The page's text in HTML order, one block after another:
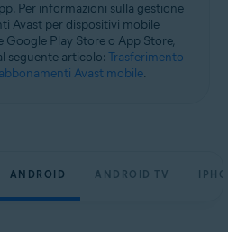
/ Home Premium / Professional /
1, 32/64 bit
Per informazioni sulla gestione
Avast per dispositivi mobile
Play Store o App Store,
seguente articolo: Trasferimento
Avast mobile.
ANDROID ANDROID TV